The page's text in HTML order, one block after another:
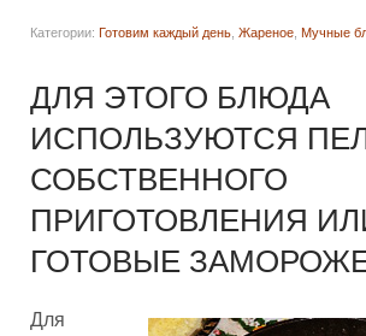
Категории: Готовим каждый день Жареное Мучные
ДЛЯ ЭТОГО БЛЮДА
ИСПОЛЬЗУЮТСЯ
СОБСТВЕННОГО
ПРИГОТОВЛЕНИЯ
ГОТОВЫЕ
Для